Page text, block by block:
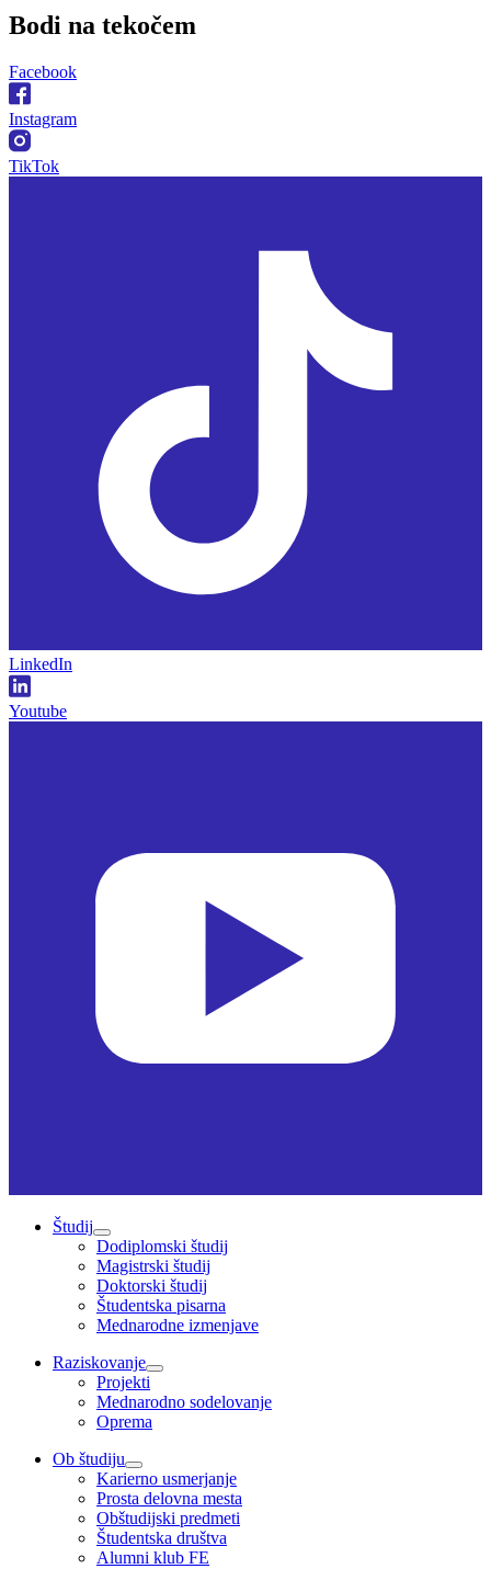
Bodi na tekočem
Facebook
Instagram
TikTok
LinkedIn
Youtube
Študij
Dodiplomski študij
Magistrski študij
Doktorski študij
Študentska pisarna
Mednarodne izmenjave
Raziskovanje
Projekti
Mednarodno sodelovanje
Oprema
Ob študiju
Karierno usmerjanje
Prosta delovna mesta
Obštudijski predmeti
Študentska društva
Alumni klub FE